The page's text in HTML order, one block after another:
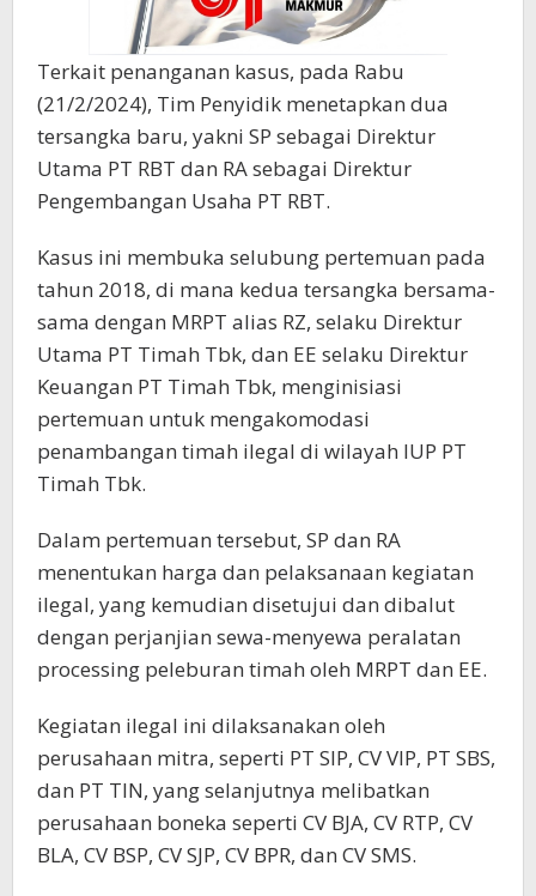
Terkait penanganan kasus, pada Rabu
(21/2/2024), Tim Penyidik menetapkan dua
tersangka baru, yakni SP sebagai Direktur
Utama PT RBT dan RA sebagai Direktur
Pengembangan Usaha PT RBT.
Kasus ini membuka selubung pertemuan pada
tahun 2018, di mana kedua tersangka bersama-
sama dengan MRPT alias RZ, selaku Direktur
Utama PT Timah Tbk, dan EE selaku Direktur
Keuangan PT Timah Tbk, menginisiasi
pertemuan untuk mengakomodasi
penambangan timah ilegal di wilayah IUP PT
Timah Tbk.
Dalam pertemuan tersebut, SP dan RA
menentukan harga dan pelaksanaan kegiatan
ilegal, yang kemudian disetujui dan dibalut
dengan perjanjian sewa-menyewa peralatan
processing peleburan timah oleh MRPT dan EE.
Kegiatan ilegal ini dilaksanakan oleh
perusahaan mitra, seperti PT SIP, CV VIP, PT SBS,
dan PT TIN, yang selanjutnya melibatkan
perusahaan boneka seperti CV BJA, CV RTP, CV
BLA, CV BSP, CV SJP, CV BPR, dan CV SMS.